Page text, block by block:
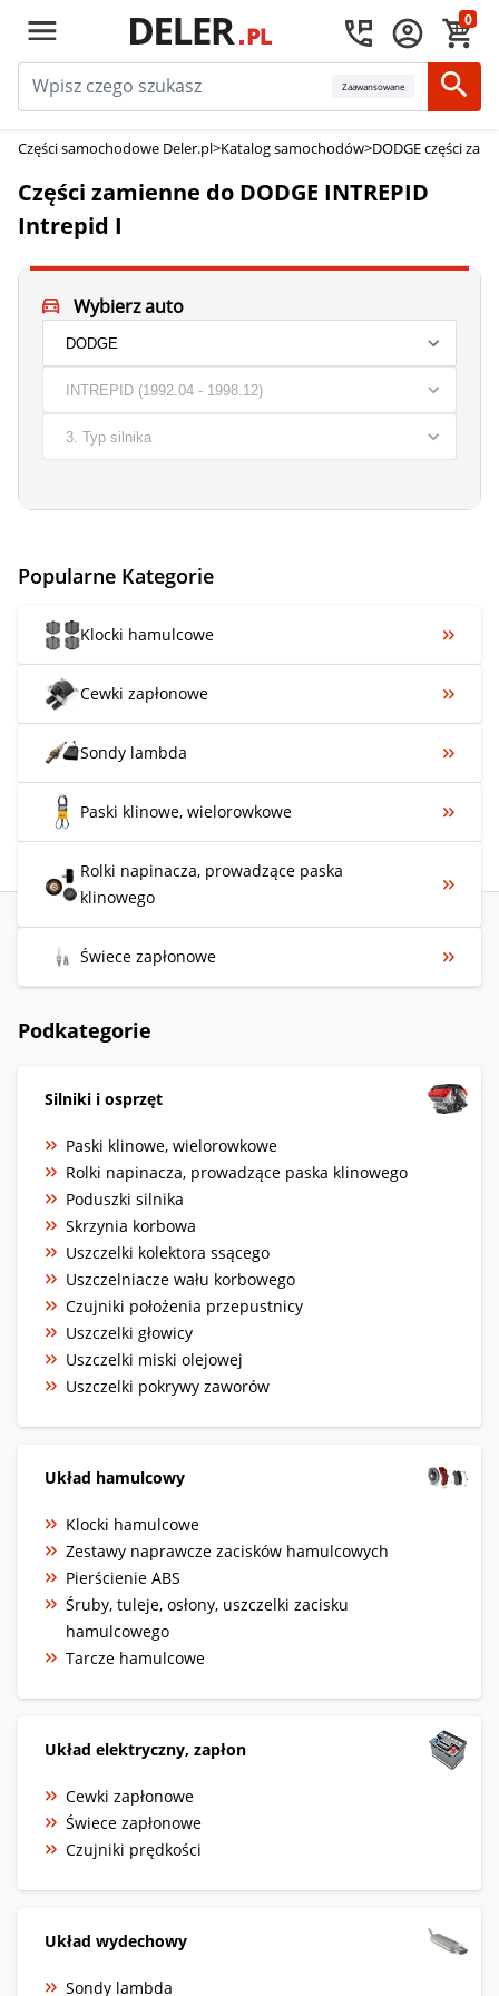
0
Zaawansowane
Części samochodowe Deler.pl>Katalog samochodów>DODGE części
Części zamienne do DODGE INTREPID
Intrepid I
Wybierz auto
Popularne Kategorie
Klocki hamulcowe
Cewki zapłonowe
Sondy lambda
Paski klinowe, wielorowkowe
Rolki napinacza, prowadzące paska
klinowego
Świece zapłonowe
Podkategorie
Silniki i osprzęt
Paski klinowe, wielorowkowe
Rolki napinacza, prowadzące paska klinowego
Poduszki silnika
Skrzynia korbowa
Uszczelki kolektora ssącego
Uszczelniacze wału korbowego
Czujniki położenia przepustnicy
Uszczelki głowicy
Uszczelki miski olejowej
Uszczelki pokrywy zaworów
Układ hamulcowy
Klocki hamulcowe
Zestawy naprawcze zacisków hamulcowych
Pierścienie ABS
Śruby, tuleje, osłony, uszczelki zacisku
hamulcowego
Tarcze hamulcowe
Układ elektryczny, zapłon
Cewki zapłonowe
Świece zapłonowe
Czujniki prędkości
Układ wydechowy
Sondy lambda